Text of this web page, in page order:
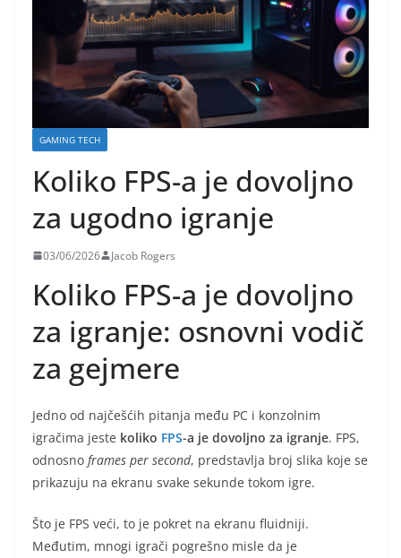
GAMING TECH
Koliko FPS-a je dovoljno
za ugodno igranje
03/06/2026 Jacob Rogers
Koliko FPS-a je dovoljno
za igranje: osnovni vodič
za gejmere
Jedno od najčešćih pitanja među PC i konzolnim
igračima jeste koliko FPS-a je dovoljno za igranje. FPS,
odnosno frames per second, predstavlja broj slika koje se
prikazuju na ekranu svake sekunde tokom igre.
Što je FPS veći, to je pokret na ekranu fluidniji.
Međutim, mnogi igrači pogrešno misle da je